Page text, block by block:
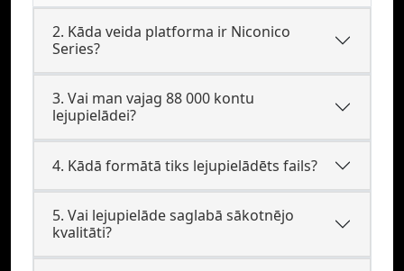
2. Kāda veida platforma ir Niconico
Series?
3. Vai man vajag 88 000 kontu
lejupielādei?
4. Kādā formātā tiks lejupielādēts fails?
5. Vai lejupielāde saglabā sākotnējo
kvalitāti?